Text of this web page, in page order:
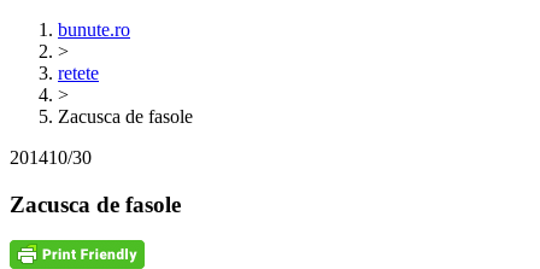
bunute.ro
>
retete
>
Zacusca de fasole
201410/30
Zacusca de fasole